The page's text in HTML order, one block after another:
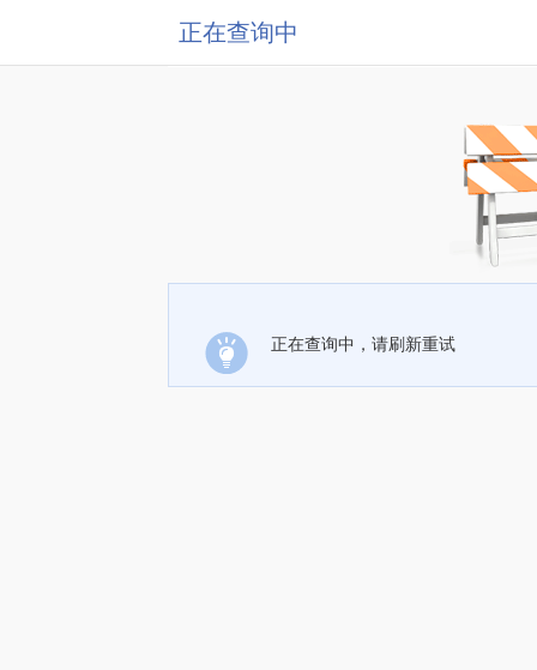
正在查询中
正在查询中，请刷新重试